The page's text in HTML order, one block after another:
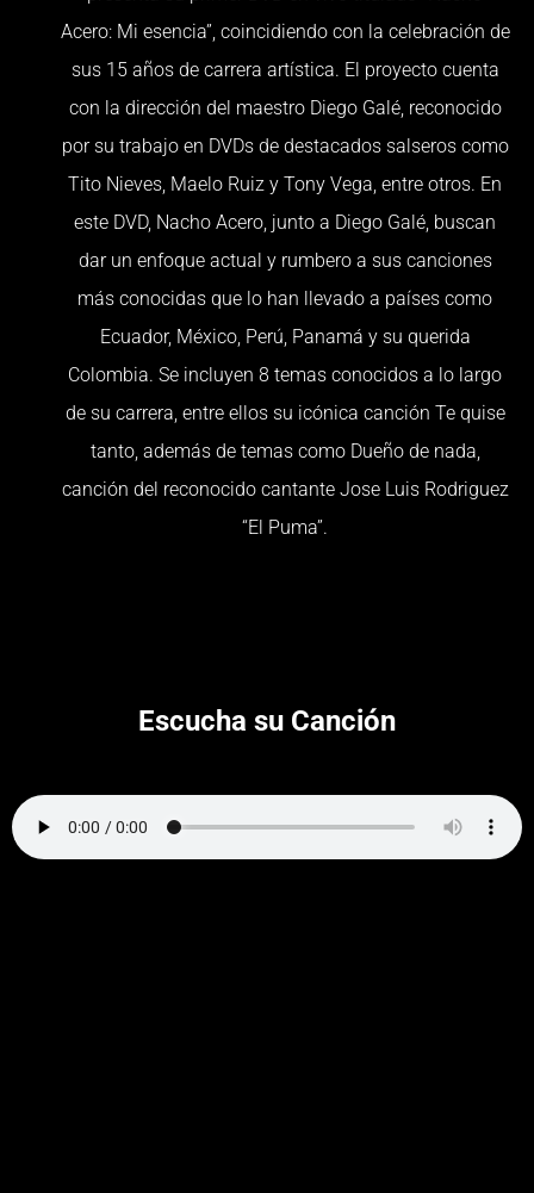
Acero: Mi esencia”, coincidiendo con la celebración de
sus 15 años de carrera artística. El proyecto cuenta
con la dirección del maestro Diego Galé, reconocido
por su trabajo en DVDs de destacados salseros como
Tito Nieves, Maelo Ruiz y Tony Vega, entre otros. En
este DVD, Nacho Acero, junto a Diego Galé, buscan
dar un enfoque actual y rumbero a sus canciones
más conocidas que lo han llevado a países como
Ecuador, México, Perú, Panamá y su querida
Colombia. Se incluyen 8 temas conocidos a lo largo
de su carrera, entre ellos su icónica canción Te quise
tanto, además de temas como Dueño de nada,
canción del reconocido cantante Jose Luis Rodriguez
“El Puma”.
Escucha su Canción